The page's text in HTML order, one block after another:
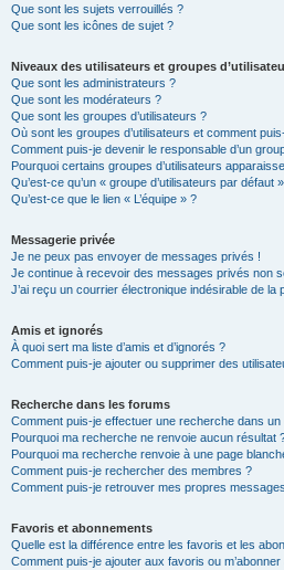
Que sont les sujets verrouillés ?
Que sont les icônes de sujet ?
Niveaux des utilisateurs et groupes
Que sont les administrateurs ?
Que sont les modérateurs ?
Que sont les groupes d’utilisateurs ?
Où sont les groupes d’utilisateurs et comment
Comment puis-je devenir le responsable d’un
Pourquoi certains groupes d’utilisateurs
Qu’est-ce qu’un « groupe d’utilisateurs par défaut
Qu’est-ce que le lien « L’équipe » ?
Messagerie privée
Je ne peux pas envoyer de messages privés !
Je continue à recevoir des messages privés non
J’ai reçu un courrier électronique indésirable de la
Amis et ignorés
À quoi sert ma liste d’amis et d’ignorés ?
Comment puis-je ajouter ou supprimer des
Recherche dans les forums
Comment puis-je effectuer une recherche dans
Pourquoi ma recherche ne renvoie aucun résultat
Pourquoi ma recherche renvoie à une page
Comment puis-je rechercher des membres ?
Comment puis-je retrouver mes propres
Favoris et abonnements
Quelle est la différence entre les favoris et les
Comment puis-je ajouter aux favoris ou